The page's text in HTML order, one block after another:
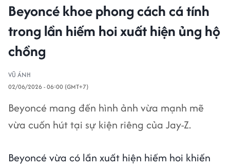
Beyoncé khoe phong cách cá tính
trong lần hiếm hoi xuất hiện ủng hộ
chồng
VŨ ÁNH
02/06/2026 - 06:00 (GMT+7)
Beyoncé mang đến hình ảnh vừa mạnh mẽ
vừa cuốn hút tại sự kiện riêng của Jay-Z.
Beyoncé vừa có lần xuất hiện hiếm hoi khiến